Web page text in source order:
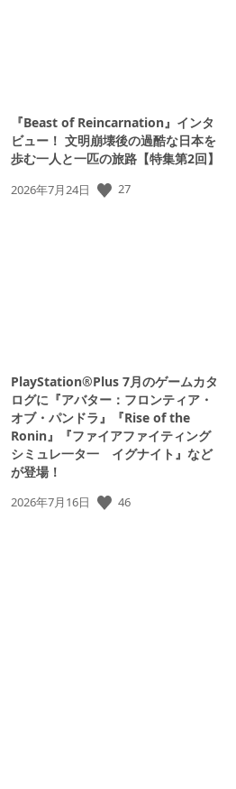
『Beast of Reincarnation』インタ
ビュー！ 文明崩壊後の過酷な日本を
歩む一人と一匹の旅路【特集第2回】
公
2026年7月24日 27
PlayStation®Plus 7月のゲームカタ
ログに『アバター：フロンティア・
オブ・パンドラ』『Rise of the
Ronin』『ファイアファイティング
シミュレ一タ一 イグナイト』など
が登場！
公
2026年7月16日 46